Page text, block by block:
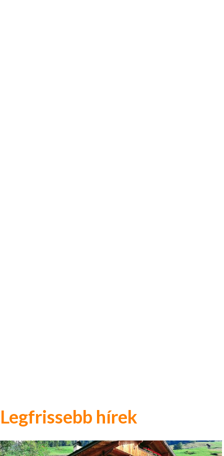
Legfrissebb hírek